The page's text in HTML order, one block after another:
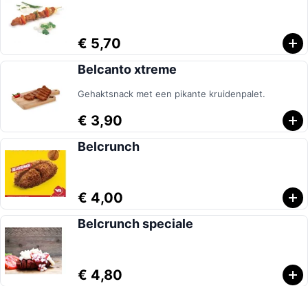
€ 5,70
Belcanto xtreme
Gehaktsnack met een pikante kruidenpalet.
€ 3,90
Belcrunch
€ 4,00
Belcrunch speciale
€ 4,80